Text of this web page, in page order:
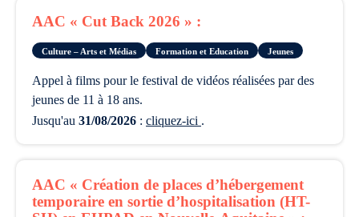
AAC « Cut Back 2026 » :
Culture – Arts et Médias Formation et Education Jeunes
appel à films pour le festival de vidéos réalisées par des
jeunes de 11 à 18 ans.
Jusqu'au 31/08/2026 : cliquez-ici .
AAC « Création de places d’hébergement
temporaire en sortie d’hospitalisation (HT-